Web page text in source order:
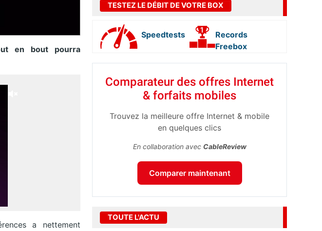
en bout pourra
a nettement
TESTEZ LE DÉBIT DE VOTRE BOX
Speedtests
Records
Freebox
Comparateur des offres Internet
& forfaits mobiles
Trouvez la meilleure offre Internet & mobile
en quelques clics
En collaboration avec CableReview
Comparer maintenant
TOUTE L'ACTU